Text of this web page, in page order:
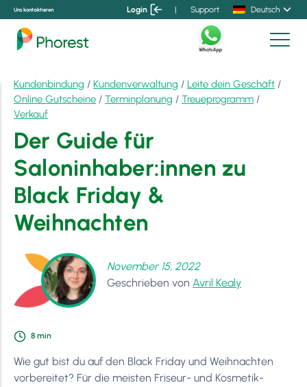
Uns kontaktieren Login | Support Deutsch
Kundenbindung / Kundenverwaltung / Leite dein Geschäft /
Online Gutscheine / Terminplanung / Treueprogramm /
Verkauf
Der Guide für
Saloninhaber:innen zu
Black Friday &
Weihnachten
November 15, 2022
Geschrieben von Avril Kealy
8 min
Wie gut bist du auf den Black Friday und Weihnachten
vorbereitet? Für die meisten Friseur- und Kosmetik-